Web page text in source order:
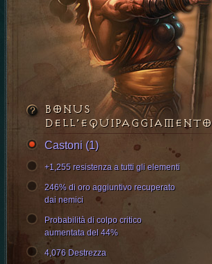
BONUS
DELL’EQUIPAGGIAMENTO
Castoni (1)
+1,255 resistenza a tutti gli elementi
246% di oro aggiuntivo recuperato
dai nemici
Probabilità di colpo critico
aumentata del 44%
4,076 Destrezza